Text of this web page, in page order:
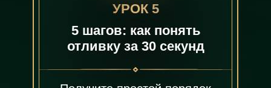
УРОК 5
5 шагов: как понять
отливку за 30 секунд